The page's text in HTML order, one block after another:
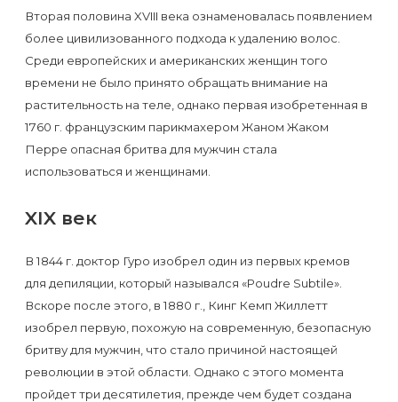
или
Вторая половина XVIII века ознаменовалась появлением
более цивилизованного подхода к удалению волос.
Среди европейских и американских женщин того
времени не было принято обращать внимание на
растительность на теле, однако первая изобретенная в
1760 г. французским парикмахером Жаном Жаком
Перре опасная бритва для мужчин стала
использоваться и женщинами.
XIX век
В 1844 г. доктор Гуро изобрел один из первых кремов
для депиляции, который назывался «Poudre Subtile».
Вскоре после этого, в 1880 г., Кинг Кемп Жиллетт
изобрел первую, похожую на современную, безопасную
бритву для мужчин, что стало причиной настоящей
революции в этой области. Однако с этого момента
пройдет три десятилетия, прежде чем будет создана